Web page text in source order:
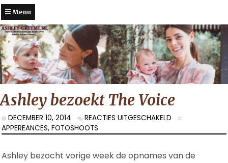
Menu
Ashley bezoekt The Voice
DECEMBER 10, 2014 REACTIES UITGESCHAKELD VOOR
BEZOEKT
VOICE
APPEREANCES, FOTOSHOOTS
Ashley bezocht vorige week de opnames van de